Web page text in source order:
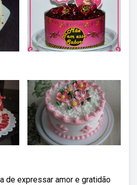
de expressar amor e gratidão